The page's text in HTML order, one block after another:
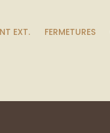
EXT. FERMETURES